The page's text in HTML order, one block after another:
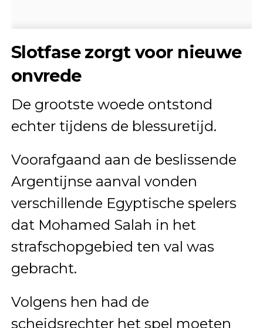
Slotfase zorgt voor nieuwe
onvrede
De grootste woede ontstond
echter tijdens de blessuretijd.
Voorafgaand aan de beslissende
Argentijnse aanval vonden
verschillende Egyptische spelers
dat Mohamed Salah in het
strafschopgebied ten val was
gebracht.
Volgens hen had de
scheidsrechter het spel moeten